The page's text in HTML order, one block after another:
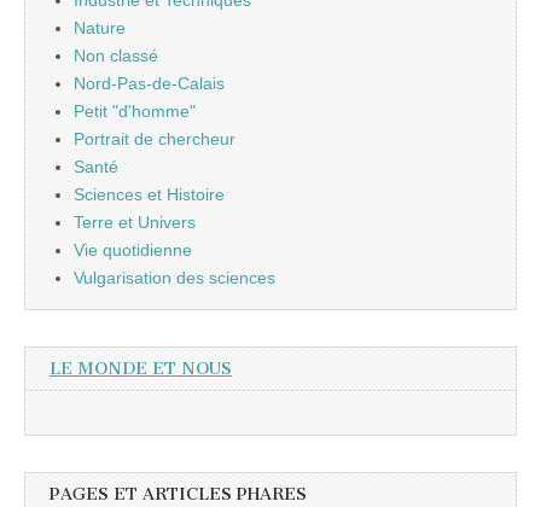
Nature
Non classé
Nord-Pas-de-Calais
Petit "d'homme"
Portrait de chercheur
Santé
Sciences et Histoire
Terre et Univers
Vie quotidienne
Vulgarisation des sciences
LE MONDE ET NOUS
PAGES ET ARTICLES PHARES